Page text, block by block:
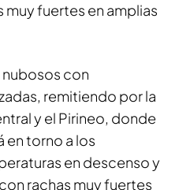
muy fuertes en amplias
con
remitiendo por la
y el Pirineo, donde
en torno a los
en descenso y
rachas muy fuertes